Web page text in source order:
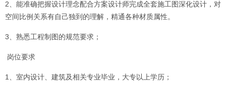
2、能准确把握设计理念配合方案设计师完成全套施工图深化设计，对
空间比例关系有自己独到的理解，精通各种材质属性。
3、熟悉工程制图的规范要求；
岗位要求
1、室内设计、建筑及相关专业毕业，大专以上学历；